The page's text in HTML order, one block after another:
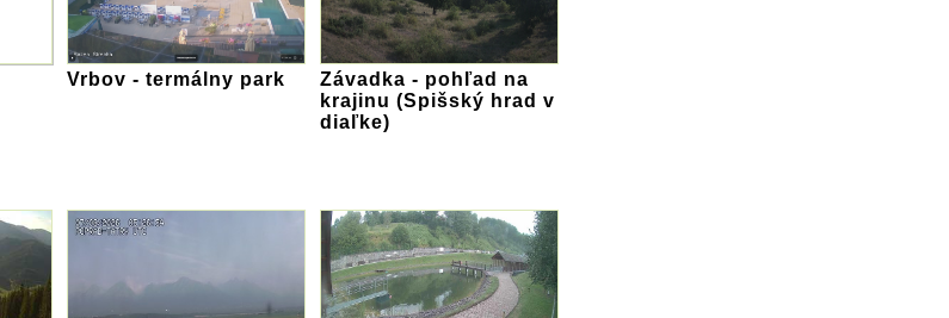
Vrbov - termálny park
Závadka - pohľad na
krajinu (Spišský hrad v
diaľke)